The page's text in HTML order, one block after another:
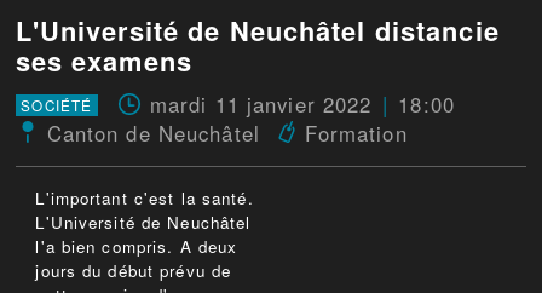
L'Université de Neuchâtel distancie
ses examens
SOCIÉTÉ mardi 11 janvier 2022
18:00
Canton de Neuchâtel
Formation
L'important c'est la santé.
L'Université de Neuchâtel
l'a bien compris. A deux
jours du début prévu de